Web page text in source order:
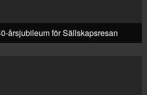
årsjubileum för Sällskapsresan